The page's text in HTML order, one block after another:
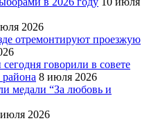
2026
отремонтируют проезжую
говорили в совете
8 июля 2026
медали “За любовь и
2026